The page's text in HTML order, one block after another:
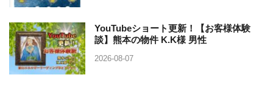
YouTubeショート更新！【お客様体験
談】熊本の物件 K.K様 男性
2026-08-07